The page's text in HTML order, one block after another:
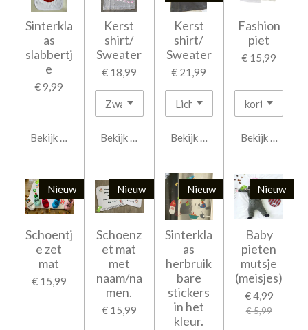
Sinterkla
as
slabbertj
e
€ 9,99
Bekijk details
Kerst
shirt/
Sweater
€ 18,99
Bekijk details
Kerst
shirt/
Sweater
€ 21,99
Bekijk details
Fashion
piet
€ 15,99
Bekijk details
Nieuw
Schoentj
e zet
mat
€ 15,99
Nieuw
Schoenz
et mat
met
naam/na
men.
€ 15,99
Nieuw
Sinterkla
as
herbruik
bare
stickers
in het
kleur.
Nieuw
Baby
pieten
mutsje
(meisjes)
€ 4,99
€ 5,99